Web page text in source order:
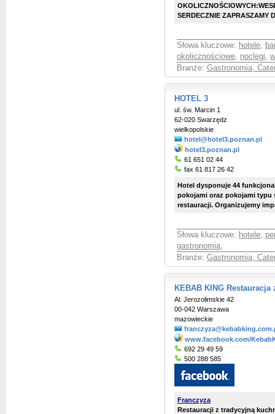
SERDECZNIE ZAPRASZAMY
Słowa kluczowe: hotele,
okolicznościowe, noclegi,
Branże: Gastronomia,
HOTEL 3
ul. św. Marcin 1
62-020 Swarzędz
wielkopolskie
hotel@hotel3.poznan.pl
hotel3.poznan.pl
61 651 02 44
fax 61 817 26 42
Hotel dysponuje 44
pokojami oraz pokojami typu
restauracji. Organizujemy
Słowa kluczowe: hotele,
gastronomia,
Branże: Gastronomia,
KEBAB KING
Al. Jerozolimskie 42
00-042 Warszawa
mazowieckie
www.facebook.com/
692 29 49 59
500 288 585
Franczyza
Restauracji z tradycyjną